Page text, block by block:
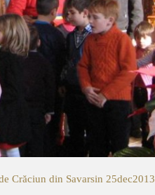
Crăciun din Savarsin 25dec2013